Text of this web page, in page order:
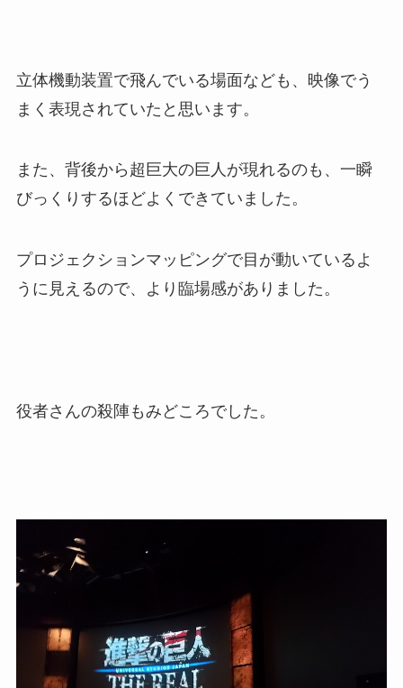
立体機動装置で飛んでいる場面なども、映像でう
まく表現されていたと思います。
また、背後から超巨大の巨人が現れるのも、一瞬
びっくりするほどよくできていました。
プロジェクションマッピングで目が動いているよ
うに見えるので、より臨場感がありました。
役者さんの殺陣もみどころでした。